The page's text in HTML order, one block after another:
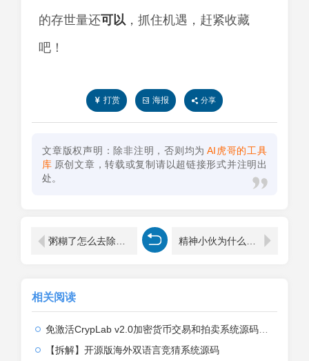
的存世量还可以 ，抓住机遇，赶紧收藏
吧！
打赏 海报 分享
文章版权声明：除非注明，否则均为 AI虎哥的工具
库 原创文章，转载或复制请以超链接形式并注明出
处。
粥糊了怎么去除糊味（稀饭煮糊了怎么去糊味） 精神小伙为什么是骂人的意思（精神小伙是贬义词吗）
相关阅读
免激活CrypLab v2.0加密货币交易和拍卖系统源码，前台新增中文后台全部汉化
【拆解】开源版海外双语言竞猜系统源码